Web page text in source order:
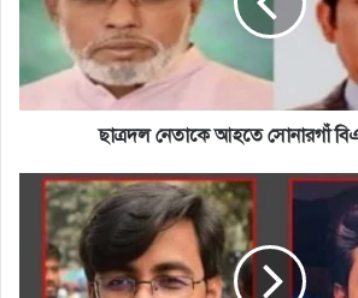
বিএনপি’র
ছাত্রদল নেতাকে আহতে সোনারগাঁ
সাংবাদিকদের
ছাত্রলীগের
হামলায়
অনুশীলনের